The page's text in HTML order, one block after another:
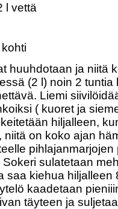
l vettä
huuhdotaan ja niitä
(2 l) noin 2 tuntia
Liemi
( kuoret ja
hiljalleen,
on koko ajan
pihlajanmarjojen
sulatetaan
saa kiehua hiljalleen
kaadetaan
täyteen ja